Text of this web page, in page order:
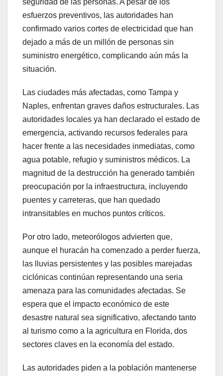
seguridad de las personas. A pesar de los
esfuerzos preventivos, las autoridades han
confirmado varios cortes de electricidad que han
dejado a más de un millón de personas sin
suministro energético, complicando aún más la
situación.
Las ciudades más afectadas, como Tampa y
Naples, enfrentan graves daños estructurales. Las
autoridades locales ya han declarado el estado de
emergencia, activando recursos federales para
hacer frente a las necesidades inmediatas, como
agua potable, refugio y suministros médicos. La
magnitud de la destrucción ha generado también
preocupación por la infraestructura, incluyendo
puentes y carreteras, que han quedado
intransitables en muchos puntos críticos.
Por otro lado, meteorólogos advierten que,
aunque el huracán ha comenzado a perder fuerza,
las lluvias persistentes y las posibles marejadas
ciclónicas continúan representando una seria
amenaza para las comunidades afectadas. Se
espera que el impacto económico de este
desastre natural sea significativo, afectando tanto
al turismo como a la agricultura en Florida, dos
sectores claves en la economía del estado.
Las autoridades piden a la población mantenerse